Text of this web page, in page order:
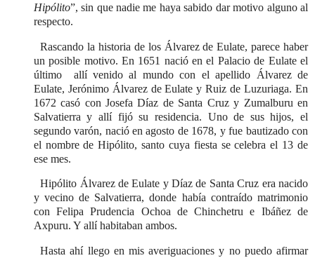
Hipólito”, sin que nadie me haya sabido dar motivo alguno al
respecto.
Rascando la historia de los Álvarez de Eulate, parece haber
un posible motivo. En 1651 nació en el Palacio de Eulate el
último allí venido al mundo con el apellido Álvarez de
Eulate, Jerónimo Álvarez de Eulate y Ruiz de Luzuriaga. En
1672 casó con Josefa Díaz de Santa Cruz y Zumalburu en
Salvatierra y allí fijó su residencia. Uno de sus hijos, el
segundo varón, nació en agosto de 1678, y fue bautizado con
el nombre de Hipólito, santo cuya fiesta se celebra el 13 de
ese mes.
Hipólito Álvarez de Eulate y Díaz de Santa Cruz era nacido
y vecino de Salvatierra, donde había contraído matrimonio
con Felipa Prudencia Ochoa de Chinchetru e Ibáñez de
Axpuru. Y allí habitaban ambos.
Hasta ahí llego en mis averiguaciones y no puedo afirmar